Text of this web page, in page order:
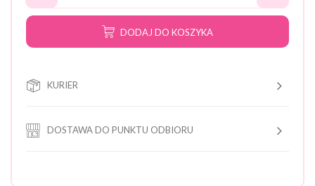
DODAJ DO KOSZYKA
KURIER
DOSTAWA DO PUNKTU ODBIORU